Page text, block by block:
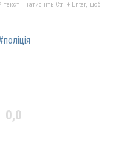
і натисніть Ctrl + Enter, щоб
0,0